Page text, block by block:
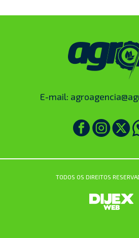
E-mail:
TODOS OS DIREITOS